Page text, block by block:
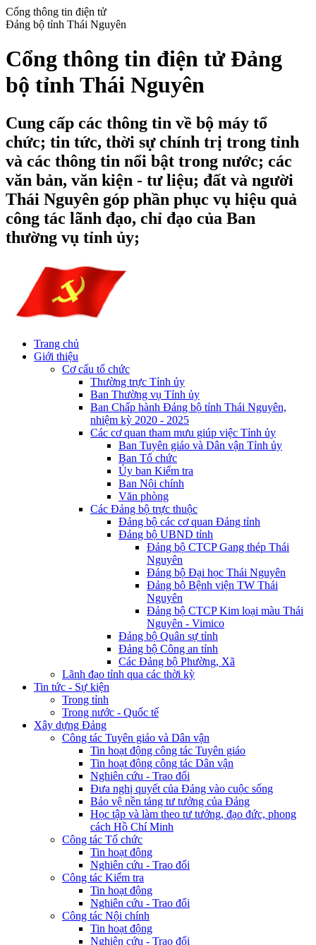
Cổng thông tin điện tử
Đảng bộ tỉnh Thái Nguyên
Cổng thông tin điện tử Đảng
bộ tỉnh Thái Nguyên
Cung cấp các thông tin về bộ máy tổ
chức; tin tức, thời sự chính trị trong tỉnh
và các thông tin nổi bật trong nước; các
văn bản, văn kiện - tư liệu; đất và người
Thái Nguyên góp phần phục vụ hiệu quả
công tác lãnh đạo, chỉ đạo của Ban
thường vụ tỉnh ủy;
Trang chủ
Giới thiệu
Cơ cấu tổ chức
Thường trực Tỉnh ủy
Ban Thường vụ Tỉnh ủy
Ban Chấp hành Đảng bộ tỉnh Thái Nguyên,
nhiệm kỳ 2020 - 2025
Các cơ quan tham mưu giúp việc Tỉnh ủy
Ban Tuyên giáo và Dân vận Tỉnh ủy
Ban Tổ chức
Ủy ban Kiểm tra
Ban Nội chính
Văn phòng
Các Đảng bộ trực thuộc
Đảng bộ các cơ quan Đảng tỉnh
Đảng bộ UBND tỉnh
Đảng bộ CTCP Gang thép Thái
Nguyên
Đảng bộ Đại học Thái Nguyên
Đảng bộ Bệnh viện TW Thái
Nguyên
Đảng bộ CTCP Kim loại màu Thái
Nguyên - Vimico
Đảng bộ Quân sự tỉnh
Đảng bộ Công an tỉnh
Các Đảng bộ Phường, Xã
Lãnh đạo tỉnh qua các thời kỳ
Tin tức - Sự kiện
Trong tỉnh
Trong nước - Quốc tế
Xây dựng Đảng
Công tác Tuyên giáo và Dân vận
Tin hoạt động công tác Tuyên giáo
Tin hoạt động công tác Dân vận
Nghiên cứu - Trao đổi
Đưa nghị quyết của Đảng vào cuộc sống
Bảo vệ nền tảng tư tưởng của Đảng
Học tập và làm theo tư tưởng, đạo đức, phong
cách Hồ Chí Minh
Công tác Tổ chức
Tin hoạt động
Nghiên cứu - Trao đổi
Công tác Kiểm tra
Tin hoạt động
Nghiên cứu - Trao đổi
Công tác Nội chính
Tin hoạt động
Nghiên cứu - Trao đổi